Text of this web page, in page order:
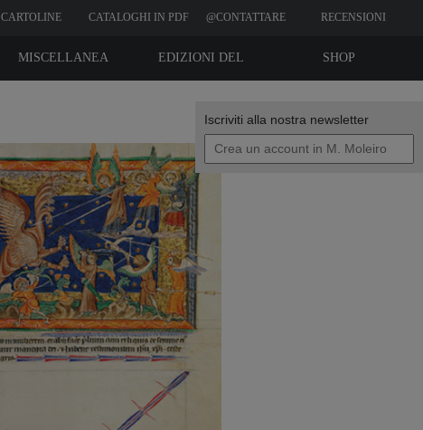
Iscriviti alla nostra newsletter
CARTOLINE CATALOGHI IN PDF @CONTATTARE RECENSIONI
SHOP
EDIZIONI DEL
MISCELLANEA